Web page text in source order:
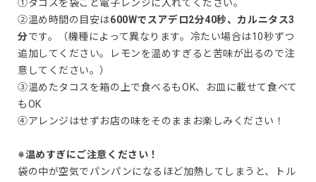
①タコスを袋ごと電子レンジに入れてください。
②温め時間の目安は600Wでスアデロ2分40秒、カルニタス3
分です。（機種によって異なります。冷たい場合は10秒ずつ
追加してください。レモンを温めすぎると苦味が出るので注
意してください。）
③温めたタコスを箱の上で食べるもOK、お皿に載せて食べて
もOK
④アレンジはせずお店の味をそのままお楽しみください！
※温めすぎにご注意ください！
袋の中が空気でパンパンになるほど加熱してしまうと、トル